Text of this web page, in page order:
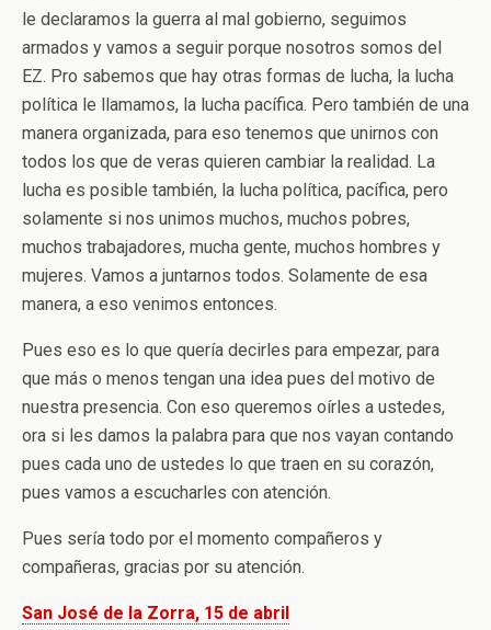
le declaramos la guerra al mal gobierno, seguimos
armados y vamos a seguir porque nosotros somos del
EZ. Pro sabemos que hay otras formas de lucha, la lucha
política le llamamos, la lucha pacífica. Pero también de una
manera organizada, para eso tenemos que unirnos con
todos los que de veras quieren cambiar la realidad. La
lucha es posible también, la lucha política, pacífica, pero
solamente si nos unimos muchos, muchos pobres,
muchos trabajadores, mucha gente, muchos hombres y
mujeres. Vamos a juntarnos todos. Solamente de esa
manera, a eso venimos entonces.
Pues eso es lo que quería decirles para empezar, para
que más o menos tengan una idea pues del motivo de
nuestra presencia. Con eso queremos oírles a ustedes,
ora si les damos la palabra para que nos vayan contando
pues cada uno de ustedes lo que traen en su corazón,
pues vamos a escucharles con atención.
Pues sería todo por el momento compañeros y
compañeras, gracias por su atención.
San José de la Zorra, 15 de abril